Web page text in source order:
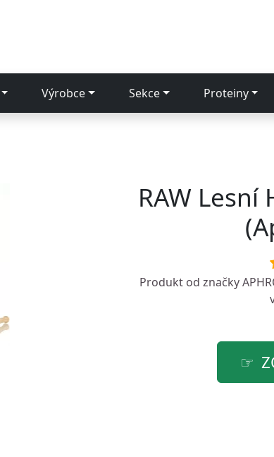
Výrobce Sekce Proteiny
RAW
Produkt od značky